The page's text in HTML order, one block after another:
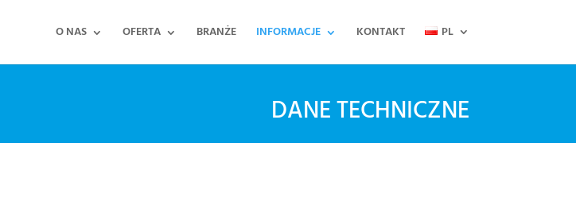
O NAS OFERTA BRANŻE INFORMACJE KONTAKT PL
DANE TECHNICZNE